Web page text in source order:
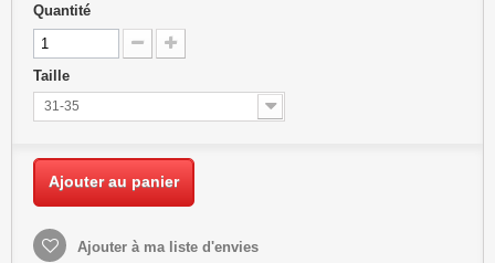
Quantité
Taille
31-35
Ajouter au panier
Ajouter à ma liste d'envies